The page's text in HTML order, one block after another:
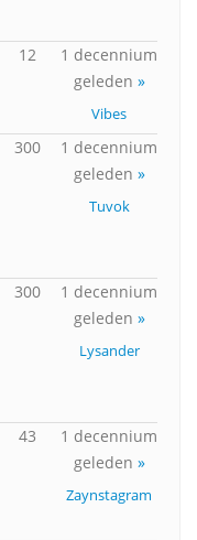
12
1 decennium
geleden »
Vibes
300
1 decennium
geleden »
Tuvok
300
1 decennium
geleden »
Lysander
43
1 decennium
geleden »
Zaynstagram